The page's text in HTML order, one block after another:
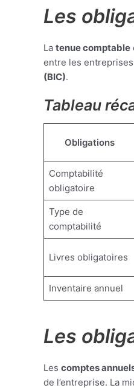
Les
La tenue comptable
entre les
(BIC).
Tableau
Obligations
Comptabilité
obligatoire
Type de
comptabilité
Livres obligatoires
Inventaire annuel
Les
Les comptes
de l’entreprise. La